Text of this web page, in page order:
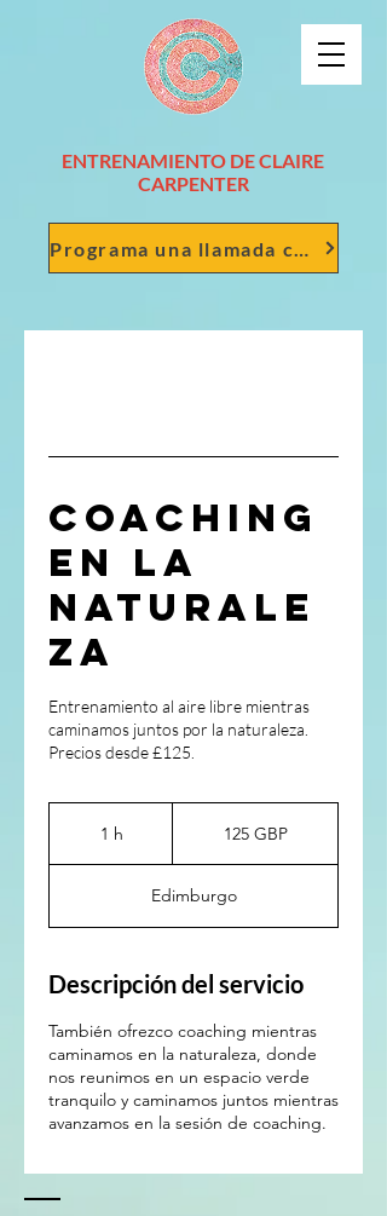
ENTRENAMIENTO DE CLAIRE
CARPENTER
Coaching
en la
naturale
za
Entrenamiento al aire libre mientras
caminamos juntos por la naturaleza.
Precios desde £125.
1 h 125 GBP
Edimburgo
Descripción del servicio
También ofrezco coaching mientras
caminamos en la naturaleza, donde
nos reunimos en un espacio verde
tranquilo y caminamos juntos mientras
avanzamos en la sesión de coaching.